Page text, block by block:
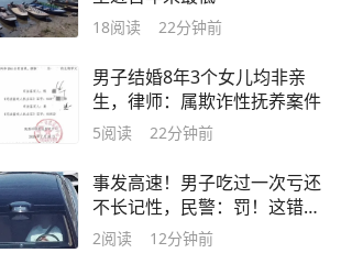
18阅读 22分钟前
男子结婚8年3个女儿均非亲
生，律师：属欺诈性抚养案件
5阅读 22分钟前
事发高速！男子吃过一次亏还
不长记性，民警：罚！这错很
多人都犯过，赶紧自查️
2阅读 12分钟前